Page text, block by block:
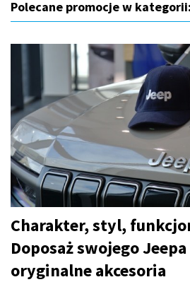
Polecane promocje w
Charakter, styl,
Doposaż swojego
oryginalne akcesoria